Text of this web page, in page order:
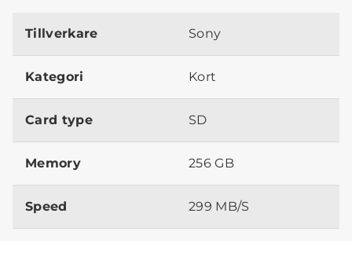
Tillverkare Sony
Kategori Kort
Card type SD
Memory 256 GB
Speed 299 MB/S